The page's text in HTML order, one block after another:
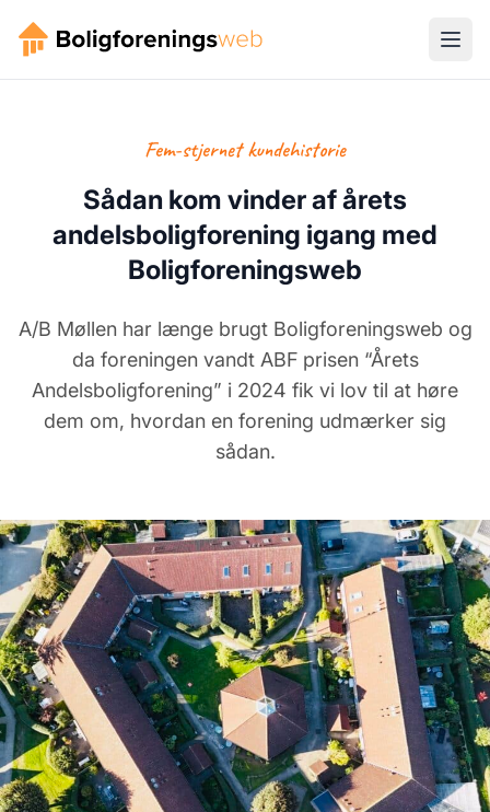
Fem-stjernet kundehistorie
Sådan kom vinder af årets
andelsboligforening igang med
Boligforeningsweb
A/B Møllen har længe brugt Boligforeningsweb og
da foreningen vandt ABF prisen “Årets
Andelsboligforening” i 2024 fik vi lov til at høre
dem om, hvordan en forening udmærker sig
sådan.